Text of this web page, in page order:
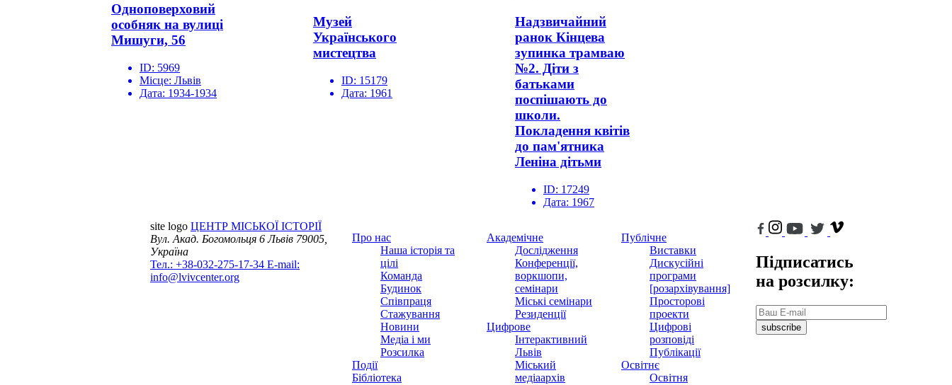
Одноповерховий
особняк на вулиці
Мишуги, 56
ID: 5969
Місце: Львів
Дата: 1934-1934
Музей
Українського
мистецтва
ID: 15179
Дата: 1961
Надзвичайний
ранок Кінцева
зупинка трамваю
№2. Діти з
батьками
поспішають до
школи.
Покладення квітів
до пам'ятника
Леніна дітьми
ID: 17249
Дата: 1967
site logo ЦЕНТР МІСЬКОЇ ІСТОРІЇ
Вул. Акад. Богомольця 6Львів 79005,
Україна
Тел.: +38-032-275-17-34 E-mail:
info@lvivcenter.org
Про нас
Наша історія та
цілі
Команда
Будинок
Співпраця
Стажування
Новини
Медіа і ми
Розсилка
Події
Бібліотека
Академічне
Дослідження
Конференції,
воркшопи,
семінари
Міські семінари
Резиденції
Цифрове
Інтерактивний
Львів
Міський
медіаархів
Публічне
Виставки
Дискусійні
програми
[розархівування]
Просторові
проекти
Цифрові
розповіді
Публікації
Освітнє
Освітня
Підписатись
на розсилку:
subscribe